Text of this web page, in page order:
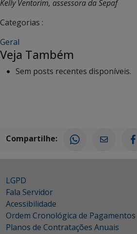
Kelly Ventorim, assessora da Sepaf
Categorias :
Geral
Veja Também
Sem posts recentes disponíveis.
Compartilhe:
LGPD
Fala Servidor
Acessibilidade
Ordem Cronológica de Pagamentos
Planos de Contratações Anuais